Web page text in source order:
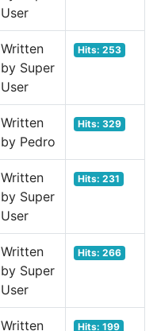
User
Written
by Super
User
Hits: 253
Written
by Pedro
Hits: 329
Written
by Super
User
Hits: 231
Written
by Super
User
Hits: 266
Written Hits: 199